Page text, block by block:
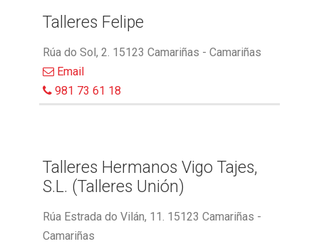
Talleres Felipe
Rúa do Sol, 2. 15123 Camariñas - Camariñas
Email
981 73 61 18
Talleres Hermanos Vigo Tajes,
S.L. (Talleres Unión)
Rúa Estrada do Vilán, 11. 15123 Camariñas -
Camariñas